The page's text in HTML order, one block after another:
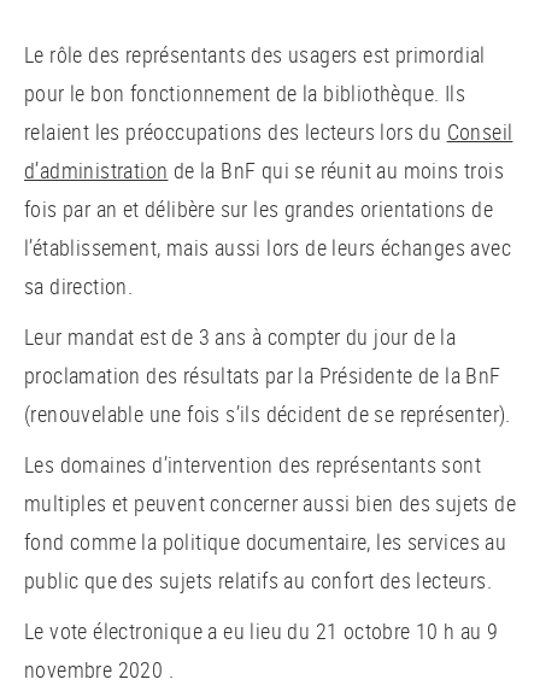
Le rôle des représentants des usagers est primordial
pour le bon fonctionnement de la bibliothèque. Ils
relaient les préoccupations des lecteurs lors du Conseil
d’administration de la BnF qui se réunit au moins trois
fois par an et délibère sur les grandes orientations de
l’établissement, mais aussi lors de leurs échanges avec
sa direction.
Leur mandat est de 3 ans à compter du jour de la
proclamation des résultats par la Présidente de la BnF
(renouvelable une fois s’ils décident de se représenter).
Les domaines d’intervention des représentants sont
multiples et peuvent concerner aussi bien des sujets de
fond comme la politique documentaire, les services au
public que des sujets relatifs au confort des lecteurs.
Le vote électronique a eu lieu du 21 octobre 10 h au 9
novembre 2020 .